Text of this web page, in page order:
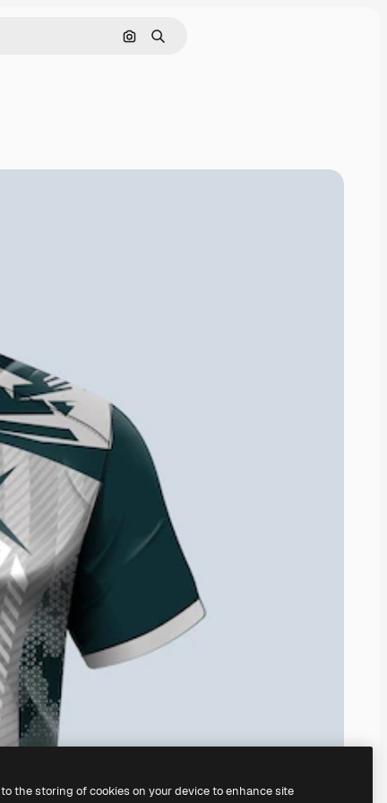
Cerca per immagine
Ricerca
the storing of cookies on your device to enhance site